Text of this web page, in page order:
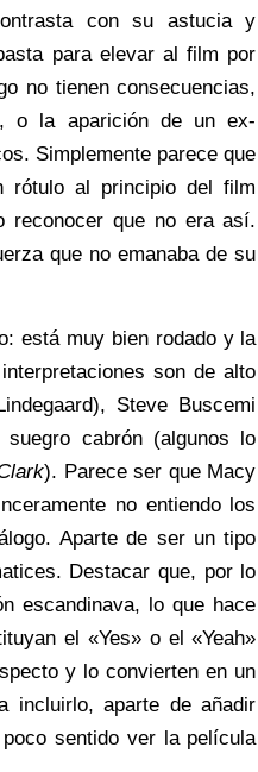
con su astucia y
para elevar al film por
no tienen consecuencias,
o la aparición de un ex-
Simplemente parece que
rótulo al principio del film
reconocer que no era así.
que no emanaba de su
está muy bien rodado y la
son de alto
Steve Buscemi
cabrón (algunos lo
). Parece ser que Macy
no entiendo los
Aparte de ser un tipo
Destacar que, por lo
escandinava, lo que hace
el «Yes» o el «Yeah»
y lo convierten en un
incluirlo, aparte de añadir
sentido ver la película